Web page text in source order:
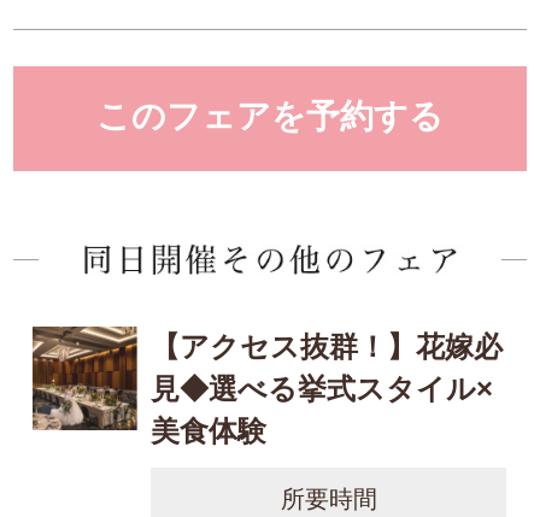
このフェアを予約する
【アクセス抜群！】花嫁必
見◆選べる挙式スタイル×
美食体験
所要時間